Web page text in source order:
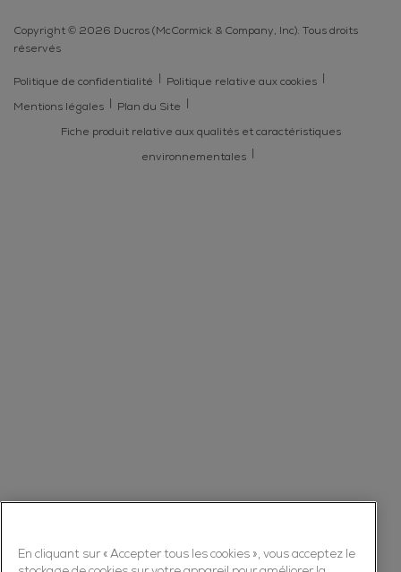
Copyright © 2026 Ducros (McCormick & Company, Inc). Tous droits
réservés
Politique de confidentialité
Politique relative aux cookies
Mentions légales
Plan du Site
Fiche produit relative aux qualités et caractéristiques
environnementales
En cliquant sur « Accepter tous les cookies », vous acceptez le